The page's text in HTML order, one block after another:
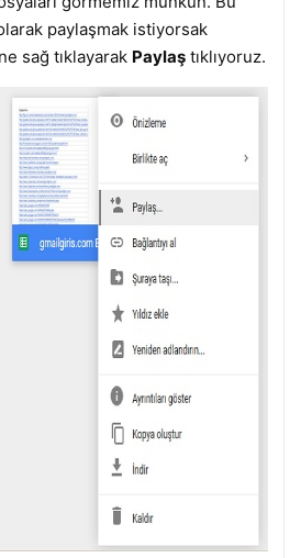
paylaşmak istiyorsak
sağ tıklayarak Paylaştıklıyoruz.